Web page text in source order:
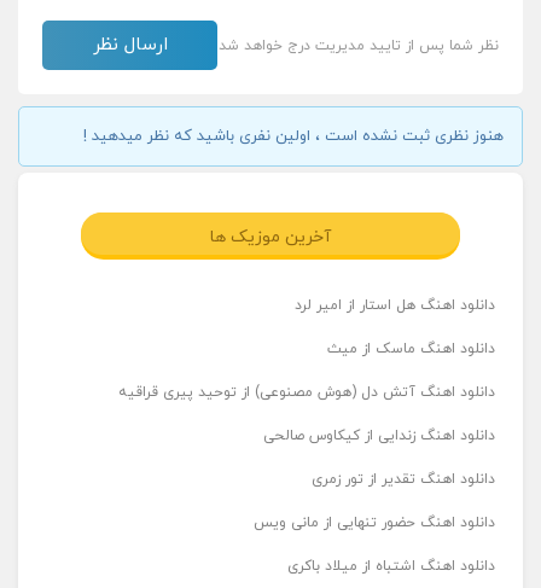
نظر شما پس از تایید مدیریت درج خواهد شد
هنوز نظری ثبت نشده است ، اولین نفری باشید که نظر میدهید !
آخرین موزیک ها
دانلود اهنگ هل استار از امیر لرد
دانلود اهنگ ماسک از میث
دانلود اهنگ آتش دل (هوش مصنوعی) از توحید پیری قراقیه
دانلود اهنگ زندایی از کیکاوس صالحی
دانلود اهنگ تقدیر از تور زمری
دانلود اهنگ حضور تنهایی از مانی ویس
دانلود اهنگ اشتباه از میلاد باکری